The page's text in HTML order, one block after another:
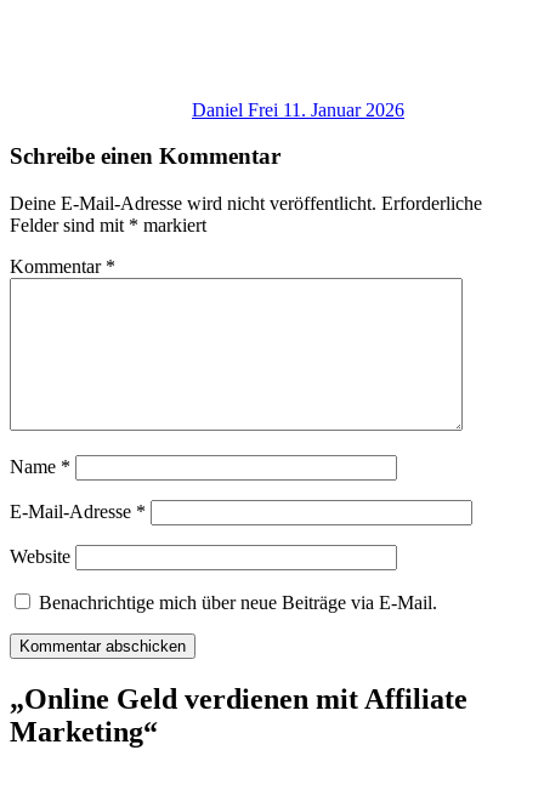
Daniel Frei 11. Januar 2026
Schreibe einen Kommentar
Deine E-Mail-Adresse wird nicht veröffentlicht. Erforderliche
Felder sind mit * markiert
Kommentar *
Name *
E-Mail-Adresse *
Website
Benachrichtige mich über neue Beiträge via E-Mail.
„Online Geld verdienen mit Affiliate
Marketing“